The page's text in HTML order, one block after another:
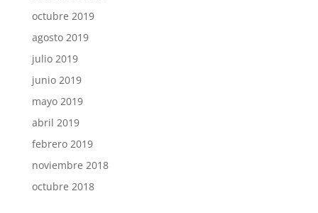
octubre 2019
agosto 2019
julio 2019
junio 2019
mayo 2019
abril 2019
febrero 2019
noviembre 2018
octubre 2018